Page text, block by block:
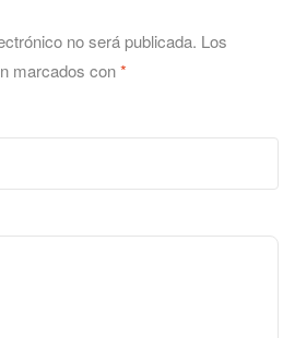
no será publicada. Los
marcados con*